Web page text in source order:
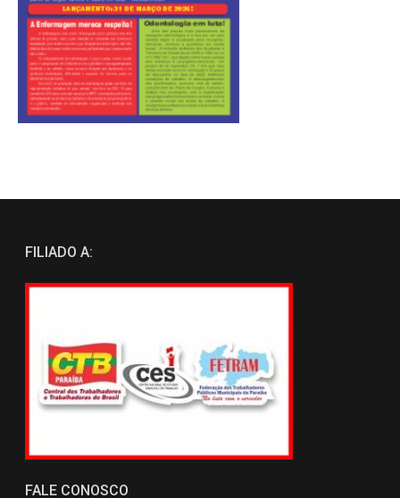
FILIADO A:
FALE CONOSCO